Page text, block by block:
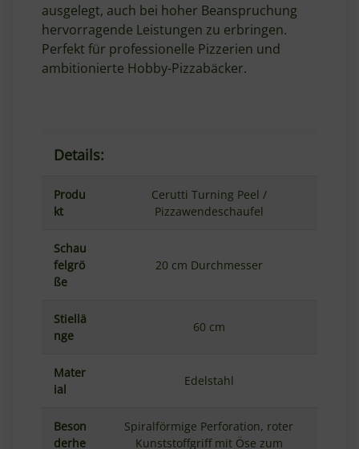
ausgelegt, auch bei hoher Beanspruchung
hervorragende Leistungen zu erbringen.
Perfekt für professionelle Pizzerien und
ambitionierte Hobby-Pizzabäcker.
Details:
Produ
kt
Cerutti Turning Peel /
Pizzawendeschaufel
Schau
felgrö
ße
20 cm Durchmesser
Stiellä
nge
60 cm
Mater
ial
Edelstahl
Beson
derhe
Spiralförmige Perforation, roter
Kunststoffgriff mit Öse zum